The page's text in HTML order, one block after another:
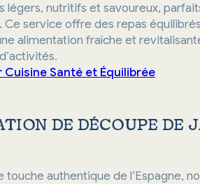
légers, nutritifs et savoureux,
Ce service offre des repas
alimentation fraîche et
Cuisine Santé et Équilibrée
DE DÉCOUPE DE
touche authentique de l’Espagne,